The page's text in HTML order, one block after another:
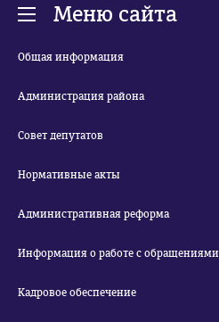
Меню сайта
Общая информация
Администрация района
Совет депутатов
Нормативные акты
Административная реформа
Информация о работе с обращениями
Кадровое обеспечение